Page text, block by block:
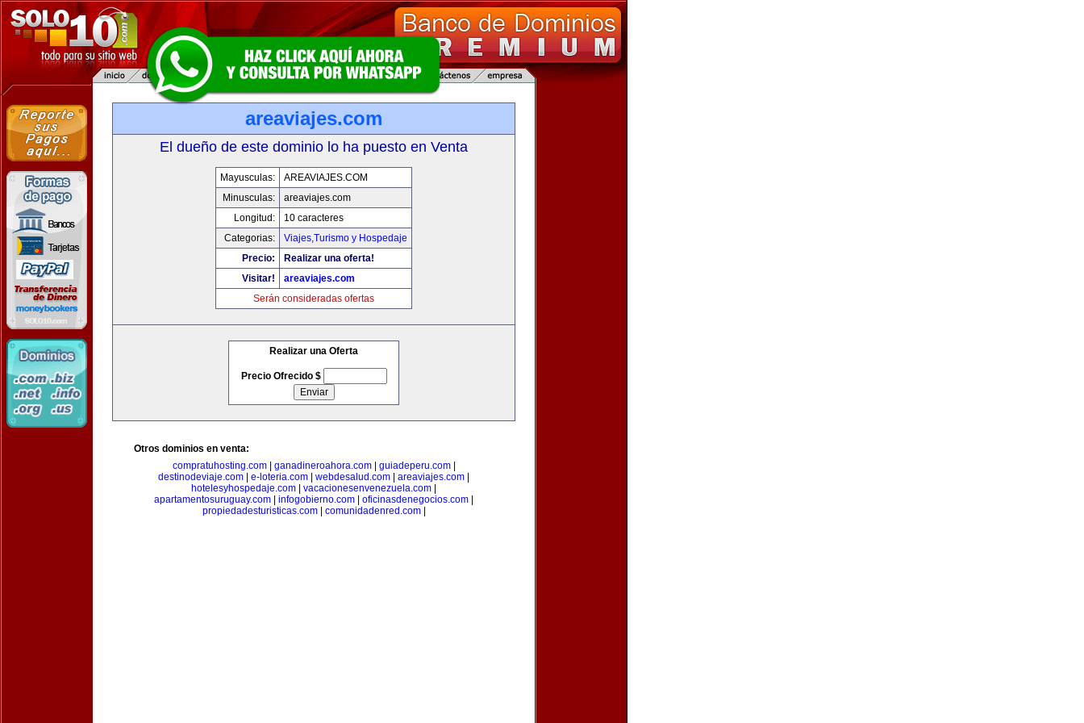
areaviajes.com
El dueño de este dominio lo ha puesto en Venta
Mayusculas:
AREAVIAJES.COM
Minusculas:
areaviajes.com
Longitud:
10 caracteres
Categorias:
Viajes,Turismo y Hospedaje
Precio:
Realizar una oferta!
Visitar!
areaviajes.com
Serán consideradas ofertas
Realizar una Oferta
Precio Ofrecido $
Otros dominios en venta:
compratuhosting.com| ganadineroahora.com| guiadeperu.com|
destinodeviaje.com
e-loteria.com webdesalud.com areaviajes.com
hotelesyhospedaje.com
vacacionesenvenezuela.com
apartamentosuruguay.com
infogobierno.com oficinasdenegocios.com
propiedadesturisticas.com| comunidadenred.com|